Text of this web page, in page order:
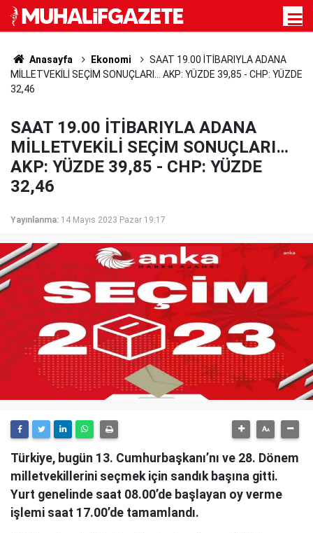
Anasayfa Ekonomi
SAAT 19.00 İTİBARIYLA ADANA
MİLLETVEKİLİ SEÇİM SONUÇLARI… AKP: YÜZDE 39,85 - CHP: YÜZDE
32,46
SAAT 19.00 İTİBARIYLA ADANA
MİLLETVEKİLİ SEÇİM SONUÇLARI…
AKP: YÜZDE 39,85 - CHP: YÜZDE
32,46
Yayınlanma: 14 Mayıs 2023 Pazar 19:17
Türkiye, bugün 13. Cumhurbaşkanı’nı ve 28. Dönem
milletvekillerini seçmek için sandık başına gitti.
Yurt genelinde saat 08.00’de başlayan oy verme
işlemi saat 17.00’de tamamlandı.